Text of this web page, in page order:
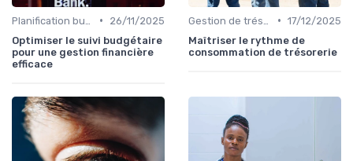
•
26/11/2025
Optimiser le suivi budgétaire
pour une gestion financière
efficace
• 17/12/2025
Maîtriser le rythme de
consommation de trésorerie